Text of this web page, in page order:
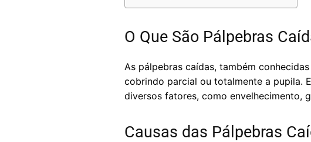
O Que São Pálpebras
As pálpebras caídas, também
cobrindo parcial ou totalmente a pupila.
diversos fatores, como envelhecimento,
Causas das Pálpebras